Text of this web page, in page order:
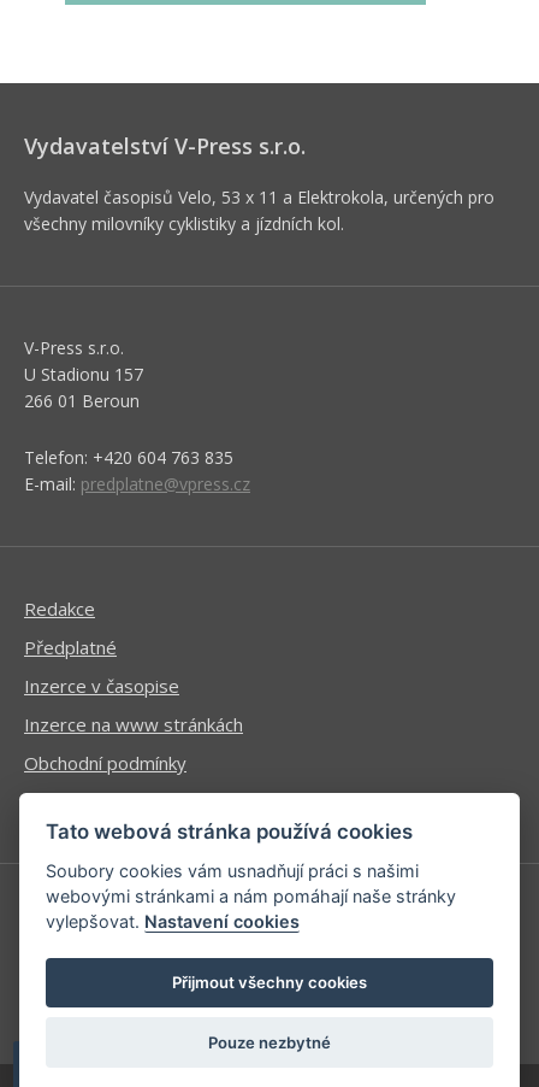
Vydavatelství V-Press s.r.o.
Vydavatel časopisů Velo, 53 x 11 a Elektrokola, určených pro
všechny milovníky cyklistiky a jízdních kol.
V-Press s.r.o.
U Stadionu 157
266 01 Beroun
Telefon: +420 604 763 835
E-mail: predplatne@vpress.cz
Redakce
Předplatné
Inzerce v časopise
Inzerce na www stránkách
Obchodní podmínky
Ochrana osobních údajů
Příhlášení | Registrace
Kontaktní informace
Mapa stránek
Tato webová stránka používá cookies
Soubory cookies vám usnadňují práci s našimi
webovými stránkami a nám pomáhají naše stránky
vylepšovat. Nastavení cookies
Přijmout všechny cookies
Pouze nezbytné